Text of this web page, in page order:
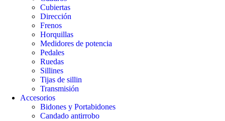
Cubiertas
Dirección
Frenos
Horquillas
Medidores de potencia
Pedales
Ruedas
Sillines
Tijas de sillin
Transmisión
Accesorios
Bidones y Portabidones
Candado antirrobo